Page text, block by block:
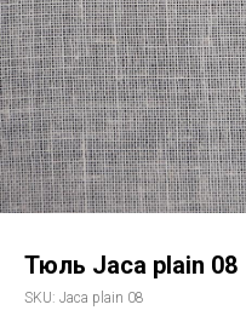
Тюль Jaca plain 08
SKU: Jaca plain 08